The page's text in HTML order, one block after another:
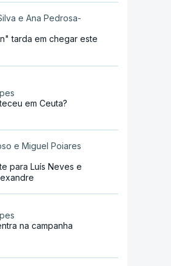
e Ana Pedrosa-
tarda em chegar este
em Ceuta?
e Miguel Poiares
para Luís Neves e
na campanha